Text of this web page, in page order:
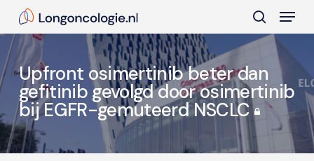
main
content
search
Menu
Upfront osimertinib beter dan
gefitinib gevolgd door osimertinib
bij EGFR-gemuteerd NSCLC
Close
Menu